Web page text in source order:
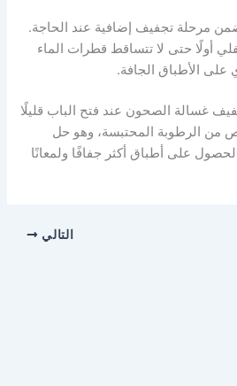
مرحلة تجفيف إضافية عند الحاجة.
أولًا حتى لا تتساقط قطرات الماء
على الأطباق الجافة.
غسالة الصحون عند فتح الباب قليلًا
من الرطوبة المحتبسة، وهو حل
على أطباق أكثر جفافًا ولمعانًا
التالي